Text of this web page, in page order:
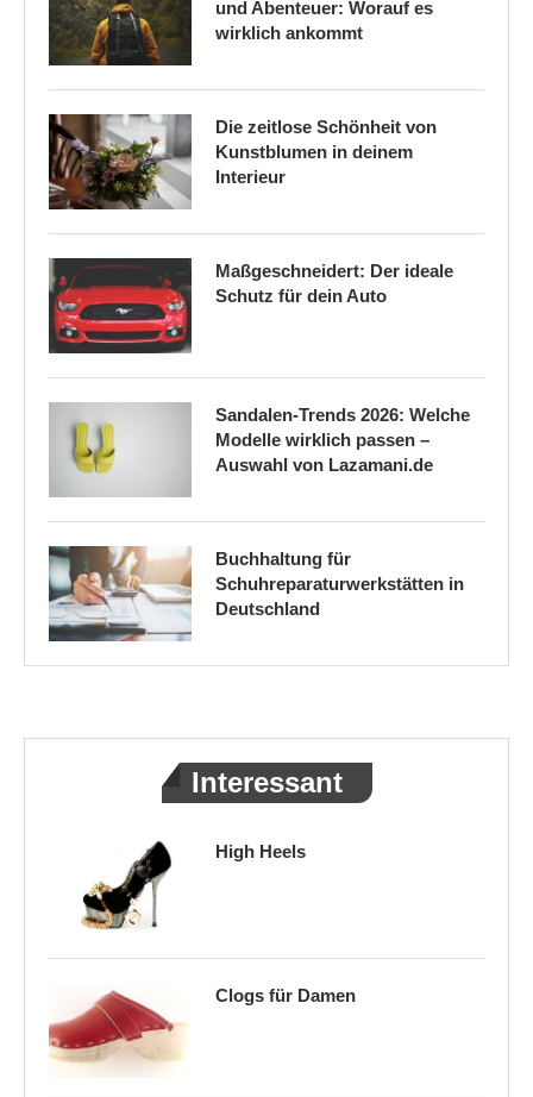
und Abenteuer: Worauf es
wirklich ankommt
Die zeitlose Schönheit von
Kunstblumen in deinem
Interieur
Maßgeschneidert: Der ideale
Schutz für dein Auto
Sandalen-Trends 2026: Welche
Modelle wirklich passen –
Auswahl von Lazamani.de
Buchhaltung für
Schuhreparaturwerkstätten in
Deutschland
Interessant
High Heels
Clogs für Damen